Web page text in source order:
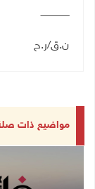
ــــــــــــــــــــ
ن.ق/ر.ح
مواضيع ذات